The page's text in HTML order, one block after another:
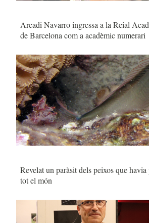
Arcadi Navarro ingressa a la Reial
de Barcelona com a acadèmic numerari
Revelat un paràsit dels peixos que havia
tot el món